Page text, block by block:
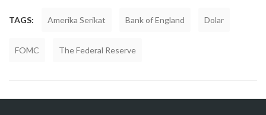
TAGS: Amerika Serikat Bank of England Dolar
FOMC The Federal Reserve